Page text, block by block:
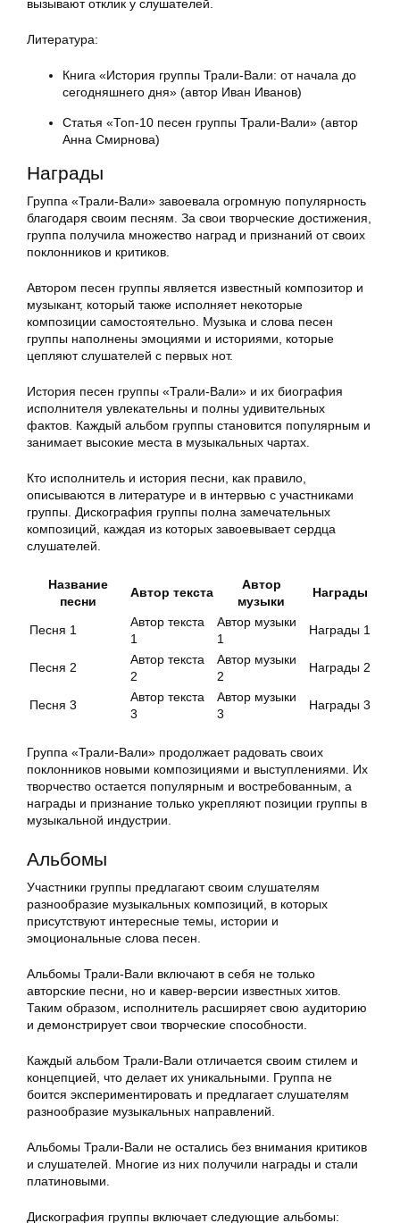
вызывают отклик у слушателей.
Литература:
Книга «История группы Трали-Вали: от начала до
сегодняшнего дня» (автор Иван Иванов)
Статья «Топ-10 песен группы Трали-Вали» (автор
Анна Смирнова)
Награды
Группа «Трали-Вали» завоевала огромную популярность
благодаря своим песням. За свои творческие достижения,
группа получила множество наград и признаний от своих
поклонников и критиков.
Автором песен группы является известный композитор и
музыкант, который также исполняет некоторые
композиции самостоятельно. Музыка и слова песен
группы наполнены эмоциями и историями, которые
цепляют слушателей с первых нот.
История песен группы «Трали-Вали» и их биография
исполнителя увлекательны и полны удивительных
фактов. Каждый альбом группы становится популярным и
занимает высокие места в музыкальных чартах.
Кто исполнитель и история песни, как правило,
описываются в литературе и в интервью с участниками
группы. Дискография группы полна замечательных
композиций, каждая из которых завоевывает сердца
слушателей.
Название
песни
Автор текста
Автор
музыки
Награды
Песня 1
Автор текста
1
Автор музыки
1
Награды 1
Песня 2
Автор текста
2
Автор музыки
2
Награды 2
Песня 3
Автор текста
3
Автор музыки
3
Награды 3
Группа «Трали-Вали» продолжает радовать своих
поклонников новыми композициями и выступлениями. Их
творчество остается популярным и востребованным, а
награды и признание только укрепляют позиции группы в
музыкальной индустрии.
Альбомы
Участники группы предлагают своим слушателям
разнообразие музыкальных композиций, в которых
присутствуют интересные темы, истории и
эмоциональные слова песен.
Альбомы Трали-Вали включают в себя не только
авторские песни, но и кавер-версии известных хитов.
Таким образом, исполнитель расширяет свою аудиторию
и демонстрирует свои творческие способности.
Каждый альбом Трали-Вали отличается своим стилем и
концепцией, что делает их уникальными. Группа не
боится экспериментировать и предлагает слушателям
разнообразие музыкальных направлений.
Альбомы Трали-Вали не остались без внимания критиков
и слушателей. Многие из них получили награды и стали
платиновыми.
Дискография группы включает следующие альбомы: